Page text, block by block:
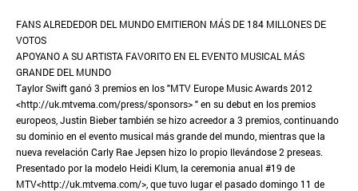
FANS ALREDEDOR DEL MUNDO EMITIERON MÁS DE 184 MILLONES DE
VOTOS
APOYANO A SU ARTISTA FAVORITO EN EL EVENTO MUSICAL MÁS
GRANDE DEL MUNDO
Taylor Swift ganó 3 premios en los "MTV Europe Music Awards 2012
<http://uk.mtvema.com/press/sponsors> " en su debut en los premios
europeos, Justin Bieber también se hizo acreedor a 3 premios, continuando
su dominio en el evento musical más grande del mundo, mientras que la
nueva revelación Carly Rae Jepsen hizo lo propio llevándose 2 preseas.
Presentado por la modelo Heidi Klum, la ceremonia anual #19 de
MTV<http://uk.mtvema.com/>, que tuvo lugar el pasado domingo 11 de